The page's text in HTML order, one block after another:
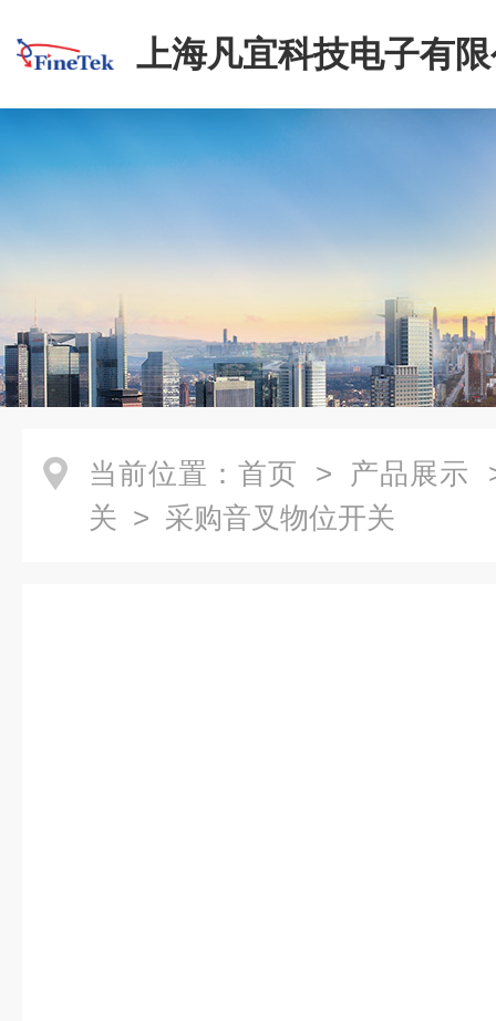
上海凡宜科技电子有
当前位置： 首页 > 产品展示
关 > 采购音叉物位开关